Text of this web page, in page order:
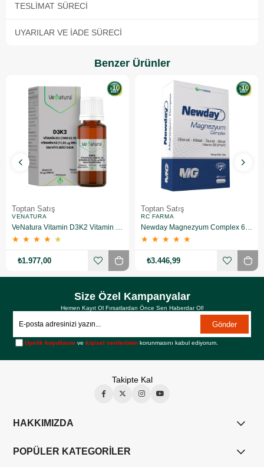
TESLIMAT SÜRECI
UYARILAR VE İADE SÜRECI
Benzer Ürünler
Toptan Satış
VENATURA
VeNatura Vitamin D3K2 Vitamin Takviye Edici Gıda 10 Adet
★ ★ ★ ★ ★
₺1.977,00
Toptan Satış
RC FARMA
Newday Magnezyum Complex 60 Kapsül 10 Adet
★ ★ ★ ★ ★
₺3.446,99
Size Özel Kampanyalar
Hemen Kayıt Ol Fırsatlardan Önce Sen Haberdar Ol!
Gönder
Üyelik koşullarını vekişisel verilerimin korunmasını kabul ediyorum.
Takipte Kal
HAKKIMIZDA
POPÜLER KATEGORİLER